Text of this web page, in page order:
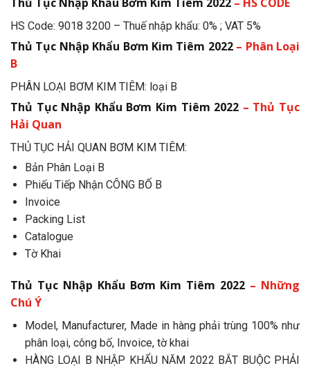
HS Code: 9018 3200 – Thuế nhập khẩu: 0% ; VAT 5%
Thủ Tục Nhập Khẩu Bơm Kim Tiêm 2022– Phân Loại
B
PHÂN LOẠI BƠM KIM TIÊM: loại B
Thủ Tục Nhập Khẩu Bơm Kim Tiêm 2022 – Thủ Tục
Hải Quan
THỦ TỤC HẢI QUAN BƠM KIM TIÊM:
Bản Phân Loại B
Phiếu Tiếp Nhận CÔNG BỐ B
Invoice
Packing List
Catalogue
Tờ Khai
Thủ Tục Nhập Khẩu Bơm Kim Tiêm 2022 – Những
Chú Ý
Model, Manufacturer, Made in hàng phải trùng 100% như
phân loại, công bố, Invoice, tờ khai
HÀNG LOẠI B NHẬP KHẨU NĂM 2022 BẮT BUỘC PHẢI